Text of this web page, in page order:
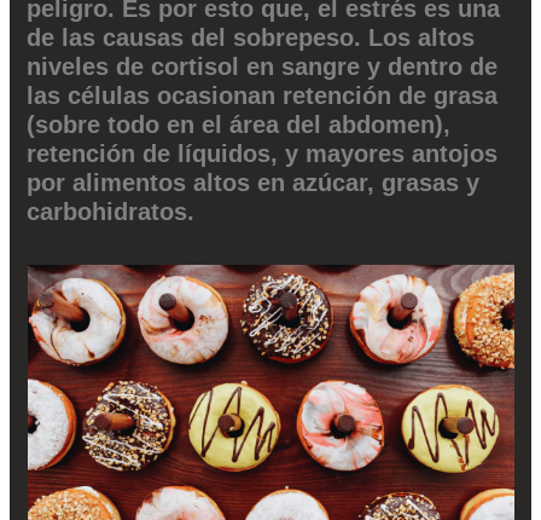
peligro. Es por esto que, el estrés es una
de las causas del sobrepeso. Los altos
niveles de cortisol en sangre y dentro de
las células ocasionan retención de grasa
(sobre todo en el área del abdomen),
retención de líquidos, y mayores antojos
por alimentos altos en azúcar, grasas y
carbohidratos.